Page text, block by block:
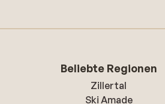
Beliebte Regionen
Zillertal
Ski Amade